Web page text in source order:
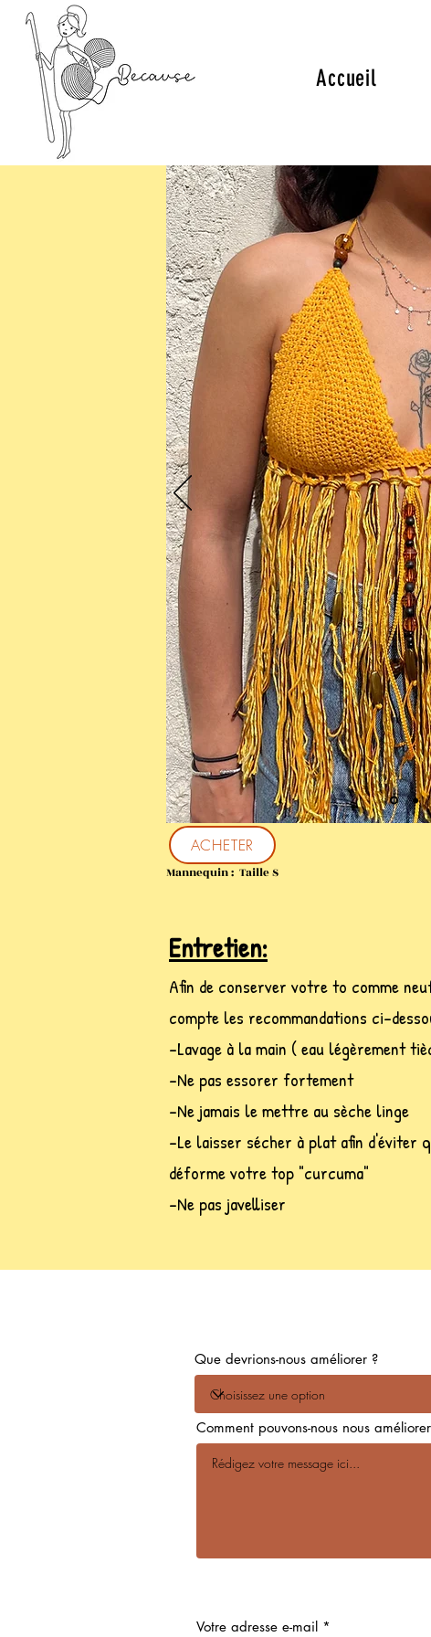
Accueil
Entretien:
Afin de conserver votre to comme
compte les recommandations ci-
-Lavage à la main ( eau légèrement
-Ne pas essorer fortement
-Ne jamais le mettre au sèche linge
-Le laisser sécher à plat afin d'éviter
déforme votre top "curcuma"
-Ne pas javelliser
ACHETER
Mannequin : Taille S
Que devrions-nous améliorer ?
Comment pouvons-nous nous
Votre adresse e-mail